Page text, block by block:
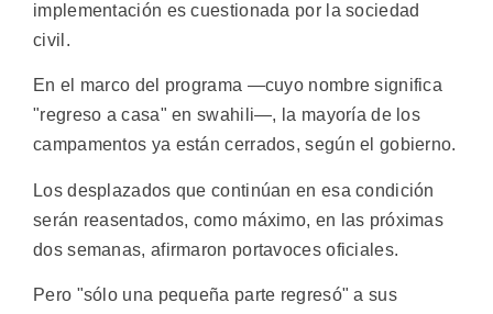
implementación es cuestionada por la sociedad
civil.
En el marco del programa —cuyo nombre significa
"regreso a casa" en swahili—, la mayoría de los
campamentos ya están cerrados, según el gobierno.
Los desplazados que continúan en esa condición
serán reasentados, como máximo, en las próximas
dos semanas, afirmaron portavoces oficiales.
Pero "sólo una pequeña parte regresó" a sus